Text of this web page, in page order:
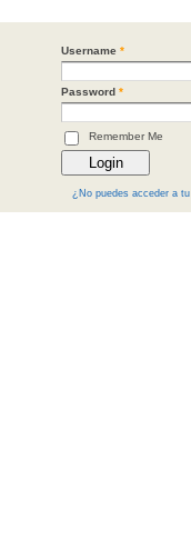
Username*
Password*
Remember Me
¿No puedes acceder a